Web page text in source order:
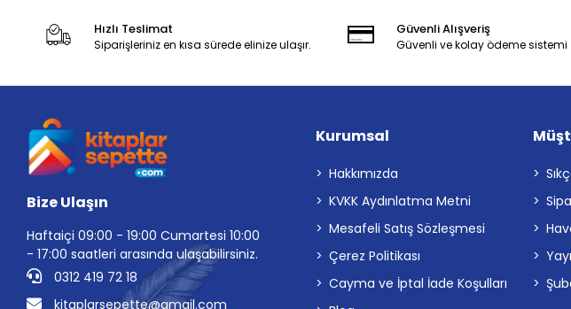
Hızlı Teslimat
Siparişleriniz en kısa sürede elinize ulaşır.
Güvenli Alışveriş
Güvenli ve kolay ödeme sistemi
Bize Ulaşın
Haftaiçi 09:00 - 19:00 Cumartesi 10:00
- 17:00 saatleri arasında ulaşabilirsiniz.
0312 419 72 18
kitaplarsepette@gmail.com
Kurumsal
Hakkımızda
KVKK Aydınlatma Metni
Mesafeli Satış Sözleşmesi
Çerez Politikası
Cayma ve İptal İade Koşulları